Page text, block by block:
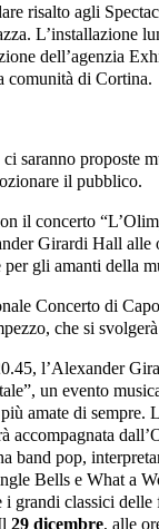
risalto agli
L’installazione
dell’agenzia
comunità di Cortina.
saranno proposte
il pubblico.
il concerto
Girardi Hall alle
gli amanti della
Concerto di
che si
l’Alexander
un evento
amate di sempre.
accompagnata
band pop,
Bells e What a
grandi classici delle
29 dicembre, alle